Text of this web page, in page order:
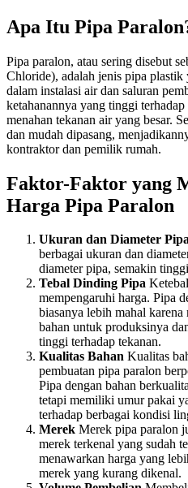
Apa Itu Pipa
Pipa paralon, atau sering disebut
Chloride), adalah jenis pipa plastik
dalam instalasi air dan saluran
ketahanannya yang tinggi
menahan tekanan air yang besar.
dan mudah dipasang,
kontraktor dan pemilik rumah.
Faktor-Faktor yang
Harga Pipa Paralon
Ukuran dan Diameter
berbagai ukuran dan
diameter pipa, semakin
Tebal Dinding Pipa
mempengaruhi harga. Pipa
biasanya lebih mahal
bahan untuk produksinya
tinggi terhadap tekanan.
Kualitas Bahan Kualitas
pembuatan pipa paralon
Pipa dengan bahan
tetapi memiliki umur pakai
terhadap berbagai kondisi
Merek Merek pipa paralon
merek terkenal yang sudah
menawarkan harga yang
merek yang kurang dikenal.